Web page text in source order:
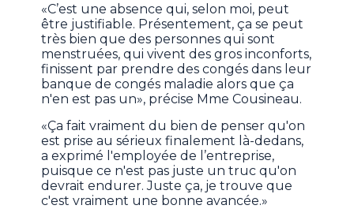
«C’est une absence qui, selon moi, peut
être justifiable. Présentement, ça se peut
très bien que des personnes qui sont
menstruées, qui vivent des gros inconforts,
finissent par prendre des congés dans leur
banque de congés maladie alors que ça
n'en est pas un», précise Mme Cousineau.
«Ça fait vraiment du bien de penser qu'on
est prise au sérieux finalement là-dedans,
a exprimé l'employée de l’entreprise,
puisque ce n'est pas juste un truc qu'on
devrait endurer. Juste ça, je trouve que
c'est vraiment une bonne avancée.»